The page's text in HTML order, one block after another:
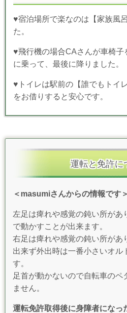
♥宿泊場所で楽なのは【家族風
た。
♥飛行機の場合CAさんが車椅子
に乗って、最後に降りました。
♥トイレは駅前の【誰でもトイ
をお借りすると安心です。
運転と免許に
＜masumiさんからの情報です
左足は痺れや感覚の鈍い所があ
で動かすことが出来ます。
右足は痺れや感覚の鈍い所があ
出来ず外出時は一番小さいオル
す。
足首が動かないので自転車のペ
ません。
運転免許取得後に身障者になっ